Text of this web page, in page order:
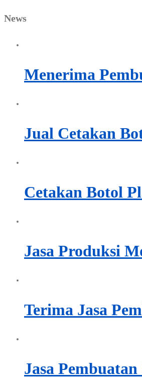
News
Menerima
Jual Cetakan
Cetakan Botol
Jasa Produksi
Terima Jasa
Jasa